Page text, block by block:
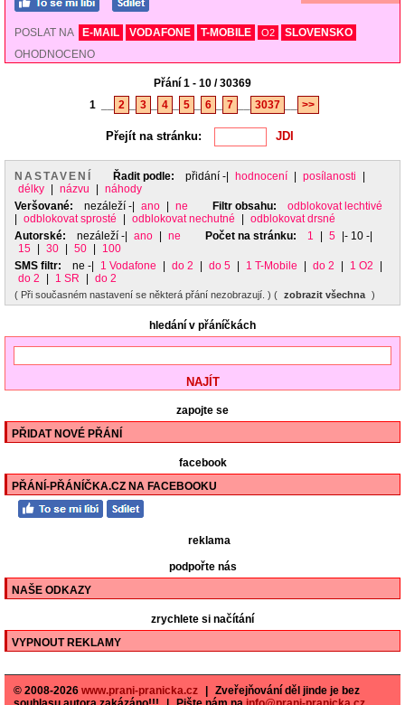
POSLAT NA E-MAIL VODAFONE T-MOBILE O2
SLOVENSKO
OHODNOCENO
Přání 1 - 10 / 30369
1
2 3 4 5 6 7 3037 >>
Přejít na stránku:
NASTAVENÍ Řadit podle: přidání -| hodnocení posílanosti
délky
názvu
náhody
Veršované:
nezáleží -| ano ne Filtr obsahu:
odblokovat lechtivé
odblokovat sprosté odblokovat nechutné
odblokovat drsné
Autorské:
nezáleží -| ano ne Počet na stránku: 1 5
|- 10 -|
15
30 50
100
SMS filtr:
ne -| 1 Vodafone do 2 do 5 1 T-Mobile do 2 1 O2
do 2
1 SR do 2
( Při současném nastavení se některá přání nezobrazují. ) ( zobrazit všechna )
hledání v přáníčkách
zapojte se
PŘIDAT NOVÉ PŘÁNÍ
facebook
PŘÁNÍ-PŘÁNÍČKA.CZ NA FACEBOOKU
reklama
podpořte nás
NAŠE ODKAZY
zrychlete si načítání
VYPNOUT REKLAMY
© 2008-2026 www.prani-pranicka.cz
Zveřejňování děl jinde je bez